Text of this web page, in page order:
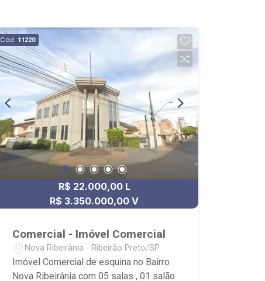
Cód. 11220
R$ 22.000,00 L
R$ 3.350.000,00 V
Comercial - Imóvel Comercial
Nova Ribeirânia - Ribeirão Preto/SP
Imóvel Comercial de esquina no Bairro
Nova Ribeirânia com 05 salas , 01 salão